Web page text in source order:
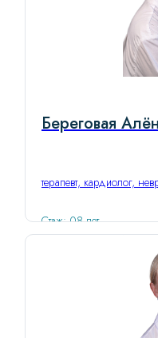
Береговая
терапевт, кардиолог,
Стаж: 08 лет